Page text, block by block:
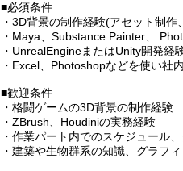
■必須条件
・3D背景の制作経験(アセット制
・Maya、Substance Painter、
・UnrealEngineまたはUnity開発
・Excel、Photoshopなどを使い社
■歓迎条件
・格闘ゲームの3D背景の制作経験
・ZBrush、Houdiniの実務経験
・作業パート内でのスケジュール
・建築や生物群系の知識、グラフ